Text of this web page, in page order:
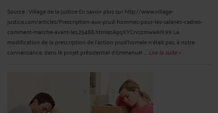
Source : Village de la justice En savoir plus sur http://www.village-
justice.com/articles/Prescription-aux-prud-hommes-pour-les-salaries-cadres-
comment-marche-avant-les,25488.html#sAgqXYCrvszmwwkH.99 La
modification de la prescription de l’action prud’homale n’était pas, à notre
connaissance, dans le projet présidentiel d’Emmanuel ... Lire la suite >